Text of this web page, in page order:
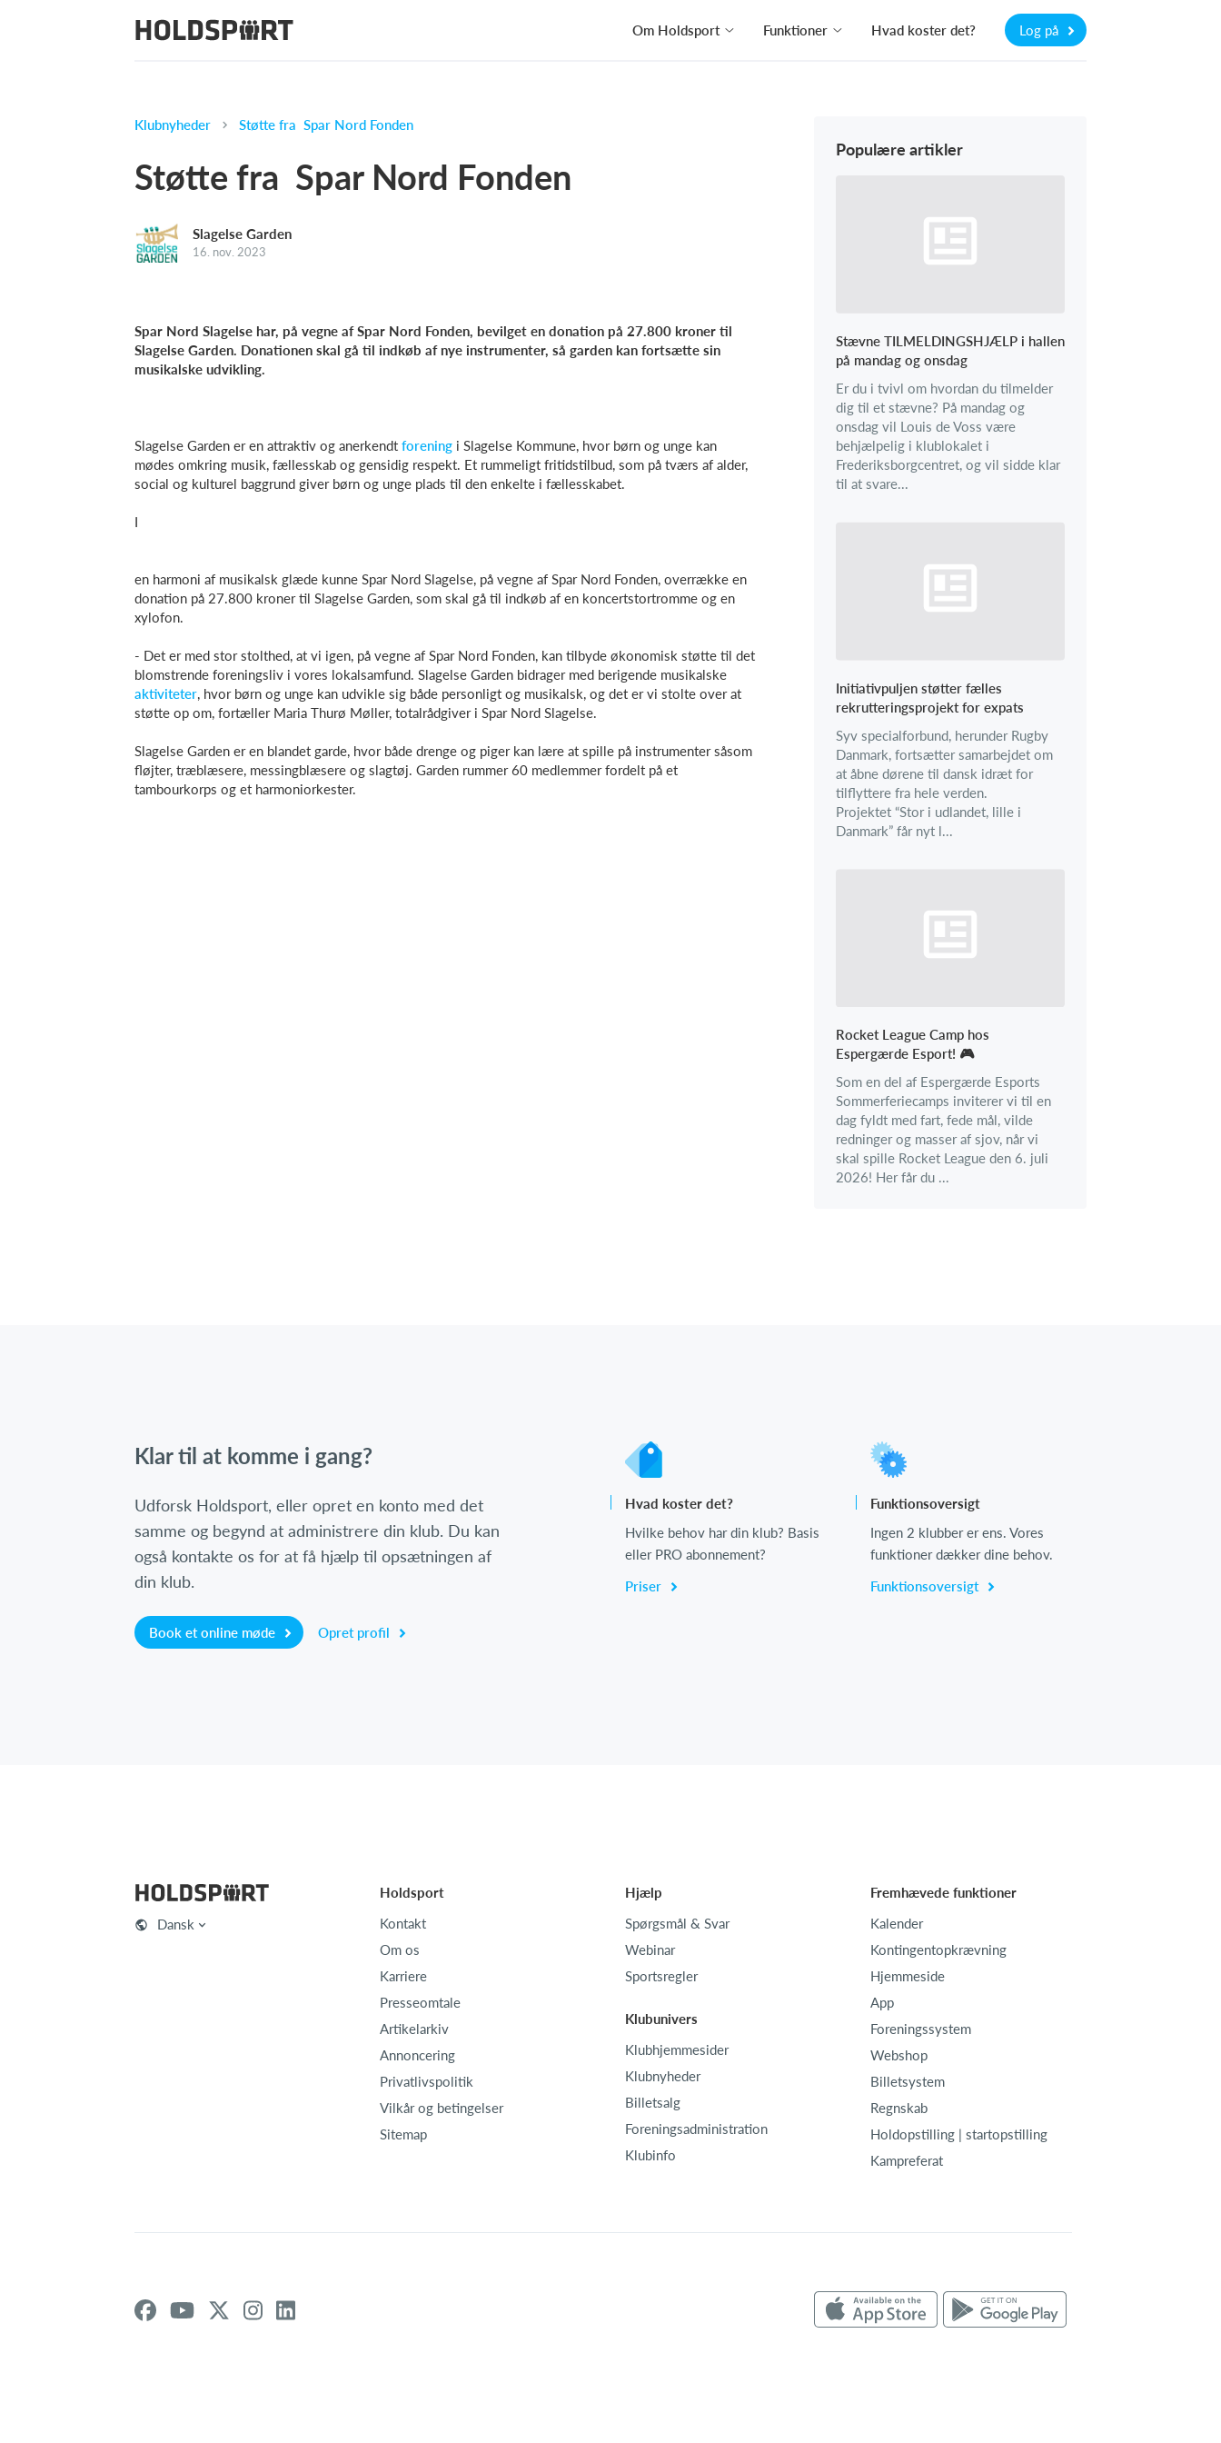
Om Holdsport Funktioner Hvad koster det? Log på
Klubnyheder Støtte fra Spar Nord Fonden
Støtte fra Spar Nord Fonden
Slagelse Garden
16. nov. 2023
Spar Nord Slagelse har, på vegne af Spar Nord Fonden, bevilget en donation på 27.800 kroner til
Slagelse Garden. Donationen skal gå til indkøb af nye instrumenter, så garden kan fortsætte sin
musikalske udvikling.
Slagelse Garden er en attraktiv og anerkendt forening i Slagelse Kommune, hvor børn og unge kan
mødes omkring musik, fællesskab og gensidig respekt. Et rummeligt fritidstilbud, som på tværs af alder,
social og kulturel baggrund giver børn og unge plads til den enkelte i fællesskabet.
I
en harmoni af musikalsk glæde kunne Spar Nord Slagelse, på vegne af Spar Nord Fonden, overrække en
donation på 27.800 kroner til Slagelse Garden, som skal gå til indkøb af en koncertstortromme og en
xylofon.
- Det er med stor stolthed, at vi igen, på vegne af Spar Nord Fonden, kan tilbyde økonomisk støtte til det
blomstrende foreningsliv i vores lokalsamfund. Slagelse Garden bidrager med berigende musikalske
aktiviteter, hvor børn og unge kan udvikle sig både personligt og musikalsk, og det er vi stolte over at
støtte op om, fortæller Maria Thurø Møller, totalrådgiver i Spar Nord Slagelse.
Slagelse Garden er en blandet garde, hvor både drenge og piger kan lære at spille på instrumenter såsom
fløjter, træblæsere, messingblæsere og slagtøj. Garden rummer 60 medlemmer fordelt på et
tambourkorps og et harmoniorkester.
Populære artikler
Stævne TILMELDINGSHJÆLP i hallen
på mandag og onsdag
Er du i tvivl om hvordan du tilmelder
dig til et stævne? På mandag og
onsdag vil Louis de Voss være
behjælpelig i klublokalet i
Frederiksborgcentret, og vil sidde klar
til at svare...
Initiativpuljen støtter fælles
rekrutteringsprojekt for expats
Syv specialforbund, herunder Rugby
Danmark, fortsætter samarbejdet om
at åbne dørene til dansk idræt for
tilflyttere fra hele verden.
Projektet “Stor i udlandet, lille i
Danmark” får nyt l...
Rocket League Camp hos
Espergærde Esport! 🎮
Som en del af Espergærde Esports
Sommerferiecamps inviterer vi til en
dag fyldt med fart, fede mål, vilde
redninger og masser af sjov, når vi
skal spille Rocket League den 6. juli
2026! Her får du ...
Klar til at komme i gang?
Udforsk Holdsport, eller opret en konto med det
samme og begynd at administrere din klub. Du kan
også kontakte os for at få hjælp til opsætningen af
din klub.
Book et online møde Opret profil
Hvad koster det?
Hvilke behov har din klub? Basis
eller PRO abonnement?
Priser
Funktionsoversigt
Ingen 2 klubber er ens. Vores
funktioner dækker dine behov.
Funktionsoversigt
Dansk
Holdsport
Kontakt
Om os
Karriere
Presseomtale
Artikelarkiv
Annoncering
Privatlivspolitik
Vilkår og betingelser
Sitemap
Hjælp
Spørgsmål & Svar
Webinar
Sportsregler
Klubunivers
Klubhjemmesider
Klubnyheder
Billetsalg
Foreningsadministration
Klubinfo
Fremhævede funktioner
Kalender
Kontingentopkrævning
Hjemmeside
App
Foreningssystem
Webshop
Billetsystem
Regnskab
Holdopstilling | startopstilling
Kampreferat